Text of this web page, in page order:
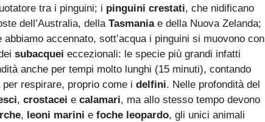
tra i pinguini; i pinguini crestati, che nidificano
dell’Australia, della Tasmaniae della Nuova Zelanda;
accennato, sott’acqua i pinguini si muovono con
subacquei eccezionali: le specie più grandi infatti
anche per tempi molto lunghi (15 minuti), contando
respirare, proprio come i delfini. Nelle profondità del
, crostacei e calamari, ma allo stesso tempo devono
, leoni marini e foche leopardo, gli unici animali